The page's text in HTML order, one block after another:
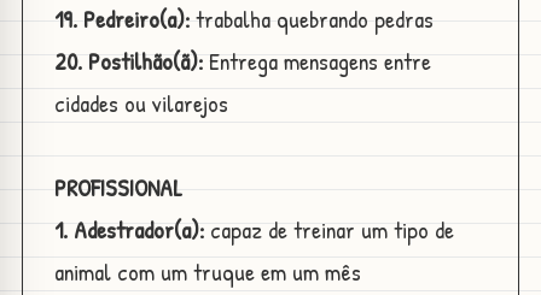
19. Pedreiro(a):trabalha quebrando pedras
20. Postilhão(ã):Entrega mensagens entre
cidades ou vilarejos
PROFISSIONAL
1. Adestrador(a):capaz de treinar um tipo de
animal com um truque em um mês